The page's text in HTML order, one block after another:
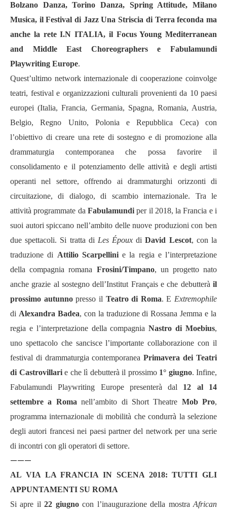
Bolzano Danza, Torino Danza, Spring Attitude, Milano
Musica, il Festival di Jazz Una Striscia di Terra feconda ma
anche la rete I.N ITALIA, il Focus Young Mediterranean
and Middle East Choreographers e Fabulamundi
Playwriting Europe.
Quest’ultimo network internazionale di cooperazione coinvolge
teatri, festival e organizzazioni culturali provenienti da 10 paesi
europei (Italia, Francia, Germania, Spagna, Romania, Austria,
Belgio, Regno Unito, Polonia e Repubblica Ceca) con
l’obiettivo di creare una rete di sostegno e di promozione alla
drammaturgia contemporanea che possa favorire il
consolidamento e il potenziamento delle attività e degli artisti
operanti nel settore, offrendo ai drammaturghi orizzonti di
circuitazione, di dialogo, di scambio internazionale. Tra le
attività programmate da Fabulamundiper il 2018, la Francia e i
suoi autori spiccano nell’ambito delle nuove produzioni con ben
due spettacoli. Si tratta di Les Époux diDavid Lescot, con la
traduzione di Attilio Scarpellinie la regia e l’interpretazione
della compagnia romana Frosini/Timpano, un progetto nato
anche grazie al sostegno dell’Institut Français e che debutterà il
prossimo autunnopresso il Teatro di Roma. E Extremophile
di Alexandra Badea, con la traduzione di Rossana Jemma e la
regia e l’interpretazione della compagniaNastro di Moebius,
uno spettacolo che sancisce l’importante collaborazione con il
festival di drammaturgia contemporaneaPrimavera dei Teatri
di Castrovillarie che lì debutterà il prossimo 1° giugno. Infine,
Fabulamundi Playwriting Europe presenterà dal 12 al 14
settembre a Roma nell’ambito di Short Theatre Mob Pro,
programma internazionale di mobilità che condurrà la selezione
degli autori francesi nei paesi partner del network per una serie
di incontri con gli operatori di settore.
———
AL VIA LA FRANCIA IN SCENA 2018: TUTTI GLI
APPUNTAMENTI SU ROMA
Si apre il22 giugnocon l’inaugurazione della mostraAfrican